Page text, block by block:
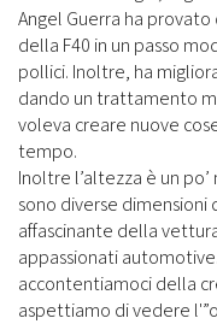
Angel Guerra ha
della F40 in un passo
pollici. Inoltre, ha
dando un trattamento
voleva creare nuove
tempo.
Inoltre l’altezza è un
sono diverse dimensioni
affascinante della
appassionati
accontentiamoci della
aspettiamo di vedere